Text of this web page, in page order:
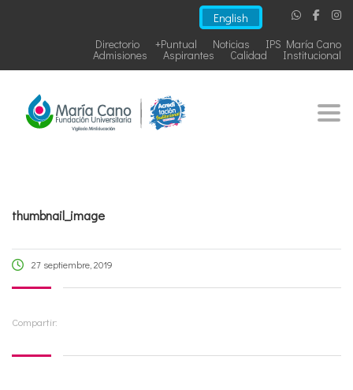
English
IPS María Cano
Noticias
+Puntual
Directorio
Institucional
Calidad
Aspirantes
Admisiones
thumbnail_image
27 septiembre, 2019
Compartir: